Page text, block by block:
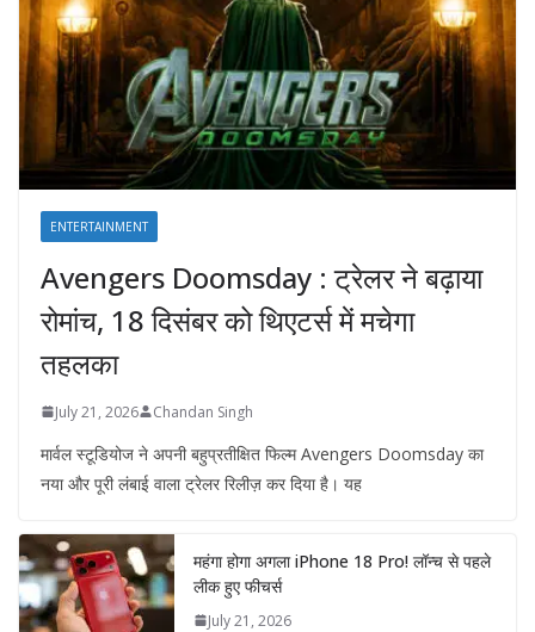
ENTERTAINMENT
Avengers Doomsday : ट्रेलर ने बढ़ाया
रोमांच, 18 दिसंबर को थिएटर्स में मचेगा
तहलका
July 21, 2026 Chandan Singh
मार्वल स्टूडियोज ने अपनी बहुप्रतीक्षित फिल्म Avengers Doomsday का
नया और पूरी लंबाई वाला ट्रेलर रिलीज़ कर दिया है। यह
महंगा होगा अगला iPhone 18 Pro! लॉन्च से पहले
लीक हुए फीचर्स
July 21, 2026